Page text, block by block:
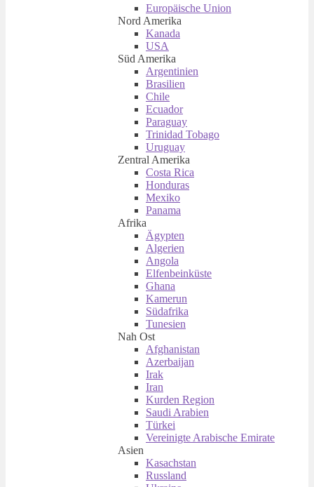
Europäische Union
Nord Amerika
Kanada
USA
Süd Amerika
Argentinien
Brasilien
Chile
Ecuador
Paraguay
Trinidad Tobago
Uruguay
Zentral Amerika
Costa Rica
Honduras
Mexiko
Panama
Afrika
Ägypten
Algerien
Angola
Elfenbeinküste
Ghana
Kamerun
Südafrika
Tunesien
Nah Ost
Afghanistan
Azerbaijan
Irak
Iran
Kurden Region
Saudi Arabien
Türkei
Vereinigte Arabische Emirate
Asien
Kasachstan
Russland